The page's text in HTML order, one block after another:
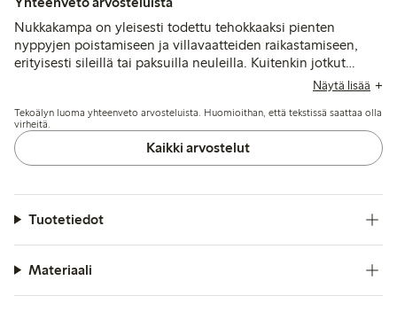
Nukkakampa on yleisesti todettu tehokkaaksi pienten
nyppyjen poistamiseen ja villavaatteiden raikastamiseen,
erityisesti sileillä tai paksuilla neuleilla. Kuitenkin jotkut
käyttäjät raportoivat käytön vaikeudesta, rajallisista
satunnaisista vauriosta kankaalle, mikä viittaa siihen, että
varovainen käsittely on tarpeen.
Näytä lisää
Tekoälyn luoma yhteenveto arvosteluista. Huomioithan, että tekstissä saattaa olla
virheitä.
Kaikki arvostelut
Tuotetiedot
Materiaali